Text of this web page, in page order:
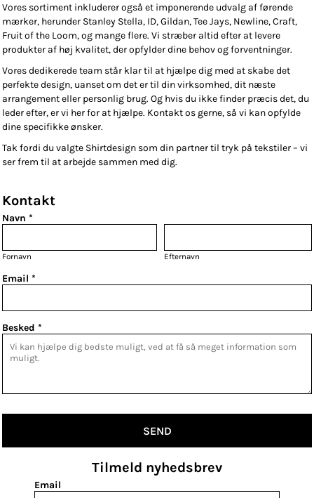
Vores sortiment inkluderer også et imponerende udvalg af førende
mærker, herunder Stanley Stella, ID, Gildan, Tee Jays, Newline, Craft,
Fruit of the Loom, og mange flere. Vi stræber altid efter at levere
produkter af høj kvalitet, der opfylder dine behov og forventninger.
Vores dedikerede team står klar til at hjælpe dig med at skabe det
perfekte design, uanset om det er til din virksomhed, dit næste
arrangement eller personlig brug. Og hvis du ikke finder præcis det, du
leder efter, er vi her for at hjælpe. Kontakt os gerne, så vi kan opfylde
dine specifikke ønsker.
Tak fordi du valgte Shirtdesign som din partner til tryk på tekstiler – vi
ser frem til at arbejde sammen med dig.
Kontakt
Navn *
Fornavn Efternavn
Email *
Besked *
SEND
Tilmeld nyhedsbrev
Email